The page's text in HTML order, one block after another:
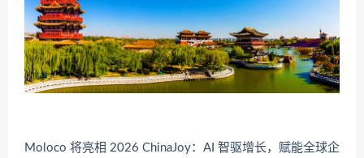
Moloco 将亮相 2026 ChinaJoy：AI 智驱增长，赋能全球企